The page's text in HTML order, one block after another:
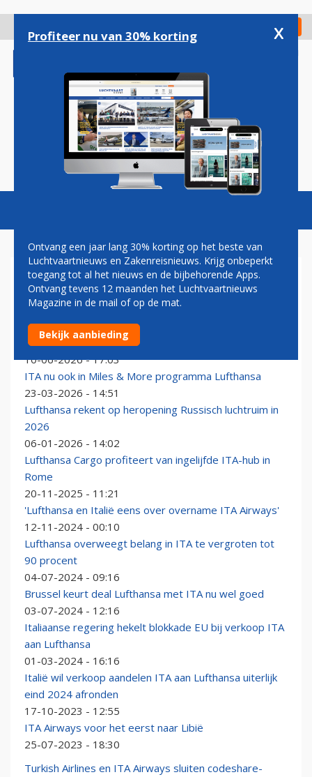
gaan
Check in
Magazine Podcasts Vacatures
ITA
Luchtvaartmaatschappijen bereiden zich voor op lelijke
winter
10-06-2026 - 17:03
ITA nu ook in Miles & More programma Lufthansa
23-03-2026 - 14:51
Lufthansa rekent op heropening Russisch luchtruim in
2026
06-01-2026 - 14:02
Lufthansa Cargo profiteert van ingelijfde ITA-hub in
Rome
20-11-2025 - 11:21
'Lufthansa en Italië eens over overname ITA Airways'
12-11-2024 - 00:10
Lufthansa overweegt belang in ITA te vergroten tot
90 procent
04-07-2024 - 09:16
Brussel keurt deal Lufthansa met ITA nu wel goed
03-07-2024 - 12:16
Italiaanse regering hekelt blokkade EU bij verkoop ITA
aan Lufthansa
01-03-2024 - 16:16
Italië wil verkoop aandelen ITA aan Lufthansa uiterlijk
eind 2024 afronden
17-10-2023 - 12:55
ITA Airways voor het eerst naar Libië
25-07-2023 - 18:30
Turkish Airlines en ITA Airways sluiten codeshare-
Profiteer nu van 30% korting x
Ontvang een jaar lang 30% korting op het beste van
Luchtvaartnieuws en Zakenreisnieuws. Krijg onbeperkt
toegang tot al het nieuws en de bijbehorende Apps.
Ontvang tevens 12 maanden het Luchtvaartnieuws
Magazine in de mail of op de mat.
Bekijk aanbieding